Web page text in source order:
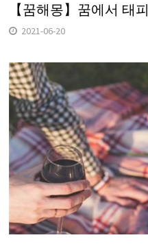
【꿈해몽】꿈에서 태
2021-06-20